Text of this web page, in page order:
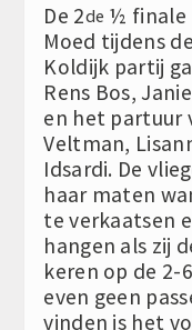
De 2de ½ finale
Moed tijdens
Koldijk partij
Rens Bos,
en het partuur
Veltman,
Idsardi. De
haar maten
te verkaatsen
hangen als zij
keren op de 2-
even geen
vinden is het